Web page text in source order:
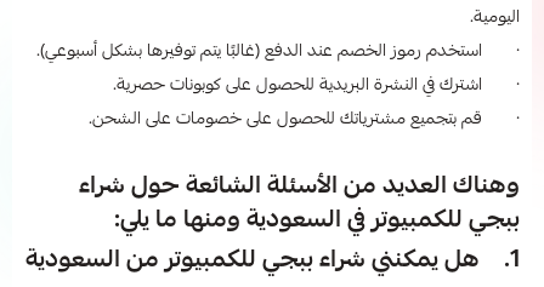
اليومية.
· استخدم رموز الخصم عند الدفع (غالبًا يتم توفيرها بشكل أسبوعي).
· اشترك في النشرة البريدية للحصول على كوبونات حصرية.
· قم بتجميع مشترياتك للحصول على خصومات على الشحن.
وهناك العديد من الأسئلة الشائعة حول شراء
ببجي للكمبيوتر​ في السعودية ومنها ما يلي:
1. هل يمكنني شراء ببجي للكمبيوتر​ من السعودية